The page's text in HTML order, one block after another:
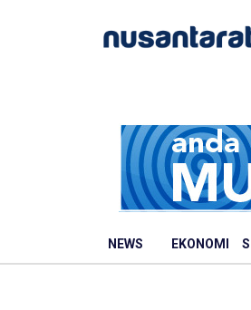
NEWS EKONOMI